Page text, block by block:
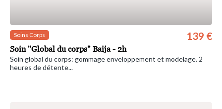
Soins Corps
Soin "Global du corps" Baija - 2h
139 €
Soin global du corps: gommage enveloppement et modelage. 2
heures de détente...